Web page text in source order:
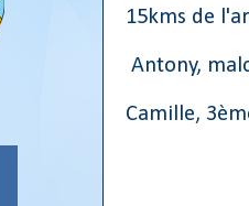
15kms de
Antony,
Camille,